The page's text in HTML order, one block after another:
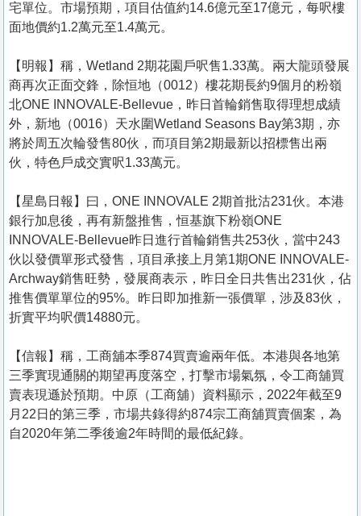
宅單位。市場預期，項目估值約14.6億元至17億元，每呎樓
面地價約1.2萬元至1.4萬元。
【明報】稱，Wetland 2期花園戶呎售1.33萬。兩大龍頭發展
商再次正面交鋒，除恒地（0012）樓花期長約9個月的粉嶺
北ONE INNOVALE-Bellevue，昨日首輪銷售取得理想成績
外，新地（0016）天水圍Wetland Seasons Bay第3期，亦
將於周五次輪發售80伙，而項目第2期最新以招標售出兩
伙，特色戶成交實呎1.33萬元。
【星島日報】曰，ONE INNOVALE 2期首批沽231伙。本港
銀行加息後，再有新盤推售，恒基旗下粉嶺ONE
INNOVALE-Bellevue昨日進行首輪銷售共253伙，當中243
伙以發價單形式發售，項目承接上月第1期ONE INNOVALE-
Archway銷售旺勢，發展商表示，昨日全日共售出231伙，佔
推售價單單位的95%。昨日即加推新一張價單，涉及83伙，
折實平均呎價14880元。
【信報】稱，工商舖本季874買賣逾兩年低。本港與各地第
三季實現通關的期望再度落空，打擊市場氣氛，令工商舖買
賣表現遜於預期。中原（工商舖）資料顯示，2022年截至9
月22日的第三季，市場共錄得約874宗工商舖買賣個案，為
自2020年第二季後逾2年時間的最低紀錄。